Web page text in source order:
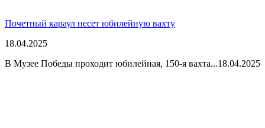
Почетный караул несет юбилейную вахту
18.04.2025
В Музее Победы проходит юбилейная, 150-я вахта...18.04.2025